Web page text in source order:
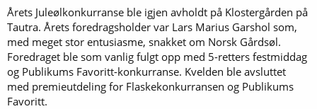
Årets Juleølkonkurranse ble igjen avholdt på Klostergården på
Tautra. Årets foredragsholder var Lars Marius Garshol som,
med meget stor entusiasme, snakket om Norsk Gårdsøl.
Foredraget ble som vanlig fulgt opp med 5-retters festmiddag
og Publikums Favoritt-konkurranse. Kvelden ble avsluttet
med premieutdeling for Flaskekonkurransen og Publikums
Favoritt.